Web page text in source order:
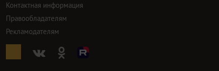
Контактная информация
Правообладателям
Рекламодателям